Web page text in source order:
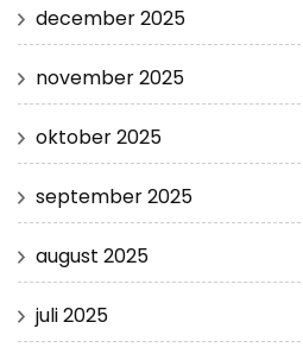
december 2025
november 2025
oktober 2025
september 2025
august 2025
juli 2025